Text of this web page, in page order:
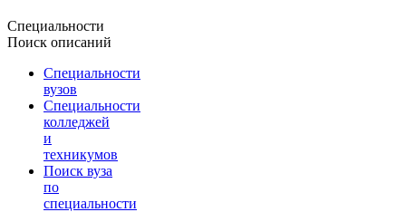
Специальности
Поиск описаний
Специальности
вузов
Специальности
колледжей
и
техникумов
Поиск вуза
по
специальности